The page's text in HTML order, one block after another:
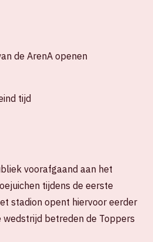
de ArenA openen
tijd
voorafgaand aan het
tijdens de eerste
stadion opent hiervoor eerder
wedstrijd betreden de Toppers